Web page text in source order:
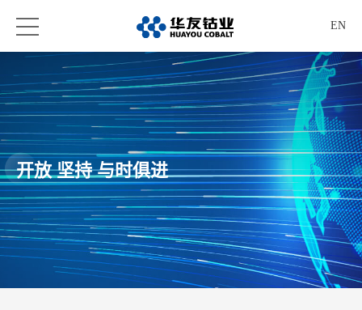
EN
开放 坚持 与时俱进